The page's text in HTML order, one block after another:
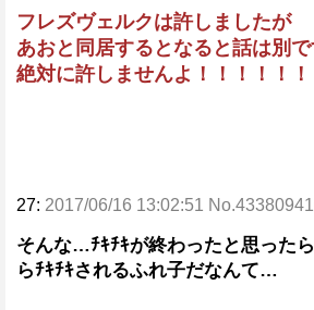
フレズヴェルクは許しましたが
あおと同居するとなると話は別で
絶対に許しませんよ！！！！！！
27: 2017/06/16 13:02:51
そんな…ﾁｷﾁｷが終わったと思った
らﾁｷﾁｷされるふれ子だなんて…